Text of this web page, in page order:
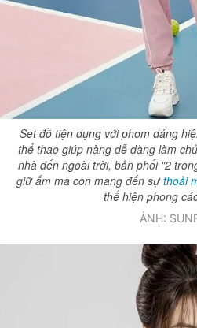
Set đồ tiện dụng với phom dáng
thể thao giúp nàng dễ dàng làm
nhà đến ngoài trời, bản phối "2
giữ ấm mà còn mang đến sựthoải
thể hiện phong
ẢNH: